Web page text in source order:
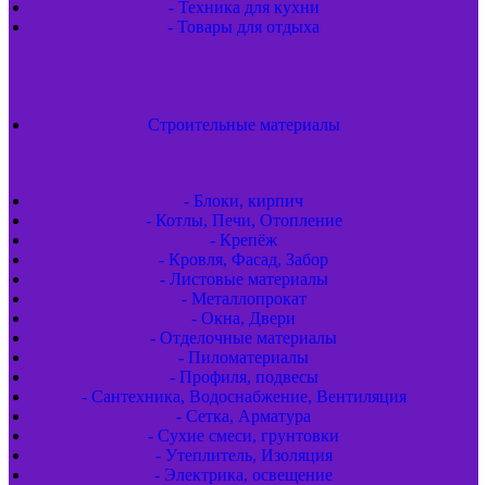
- Техника для кухни
- Товары для отдыха
Строительные материалы
- Блоки, кирпич
- Котлы, Печи, Отопление
- Крепёж
- Кровля, Фасад, Забор
- Листовые материалы
- Металлопрокат
- Окна, Двери
- Отделочные материалы
- Пиломатериалы
- Профиля, подвесы
- Сантехника, Водоснабжение, Вентиляция
- Сетка, Арматура
- Сухие смеси, грунтовки
- Утеплитель, Изоляция
- Электрика, освещение